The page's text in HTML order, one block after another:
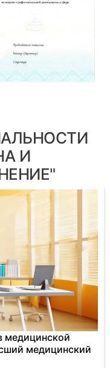
И
медицинской
медицинский